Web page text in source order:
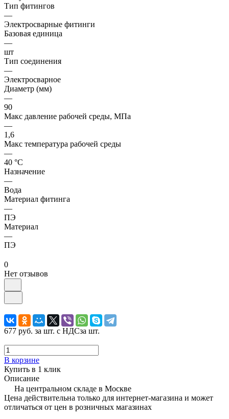
Тип фитингов
—
Электросварные фитинги
Базовая единица
—
шт
Тип соединения
—
Электросварное
Диаметр (мм)
—
90
Макс давление рабочей среды, МПа
—
1,6
Макс температура рабочей среды
—
40 °С
Назначение
—
Вода
Материал фитинга
—
ПЭ
Материал
—
ПЭ
0
Нет отзывов
677 руб. за шт. с НДСза шт.
В корзине
Купить в 1 клик
Описание
На центральном складе в Москве
Цена действительна только для интернет-магазина и может
отличаться от цен в розничных магазинах